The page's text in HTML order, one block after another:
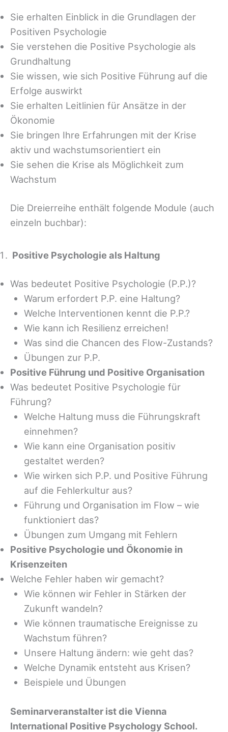
Sie erhalten Einblick in die Grundlagen der
Positiven Psychologie
Sie verstehen die Positive Psychologie als
Grundhaltung
Sie wissen, wie sich Positive Führung auf die
Erfolge auswirkt
Sie erhalten Leitlinien für Ansätze in der
Ökonomie
Sie bringen Ihre Erfahrungen mit der Krise
aktiv und wachstumsorientiert ein
Sie sehen die Krise als Möglichkeit zum
Wachstum
Die Dreierreihe enthält folgende Module (auch
einzeln buchbar):
Positive Psychologie als Haltung
Was bedeutet Positive Psychologie (P.P.)?
Warum erfordert P.P. eine Haltung?
Welche Interventionen kennt die P.P.?
Wie kann ich Resilienz erreichen!
Was sind die Chancen des Flow-Zustands?
Übungen zur P.P.
Positive Führung und Positive Organisation
Was bedeutet Positive Psychologie für
Führung?
Welche Haltung muss die Führungskraft
einnehmen?
Wie kann eine Organisation positiv
gestaltet werden?
Wie wirken sich P.P. und Positive Führung
auf die Fehlerkultur aus?
Führung und Organisation im Flow – wie
funktioniert das?
Übungen zum Umgang mit Fehlern
Positive Psychologie und Ökonomie in
Krisenzeiten
Welche Fehler haben wir gemacht?
Wie können wir Fehler in Stärken der
Zukunft wandeln?
Wie können traumatische Ereignisse zu
Wachstum führen?
Unsere Haltung ändern: wie geht das?
Welche Dynamik entsteht aus Krisen?
Beispiele und Übungen
Seminarveranstalter ist die Vienna
International Positive Psychology School.